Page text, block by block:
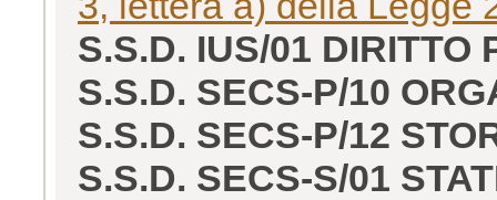
S.S.D. IUS/01 DIRITTO
S.S.D. SECS-P/10
S.S.D. SECS-P/12
S.S.D. SECS-S/01